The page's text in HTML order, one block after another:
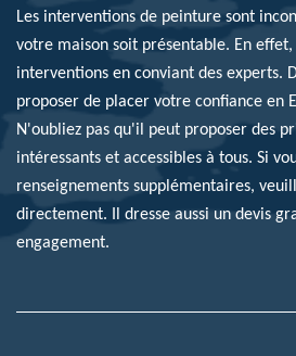
Les interventions de peinture sont
votre maison soit présentable. En
interventions en conviant des experts.
proposer de placer votre confiance en
N'oubliez pas qu'il peut proposer des
intéressants et accessibles à tous. Si
renseignements supplémentaires,
directement. Il dresse aussi un devis
engagement.